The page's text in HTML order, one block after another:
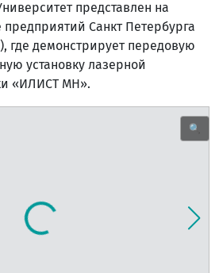
представлен на
предприятий Санкт Петербурга
где демонстрирует передовую
установку лазерной
«ИЛИСТ МН».
🔍